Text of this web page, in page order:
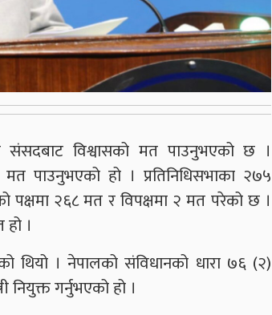
संसदबाट विश्वासको मत पाउनुभएको छ ।
पाउनुभएको हो । प्रतिनिधिसभाका २७५
२६८ मत र विपक्षमा २ मत परेको छ ।
।
थियो । नेपालको संविधानको धारा ७६ (२)
नियुक्त गर्नुभएको हो ।